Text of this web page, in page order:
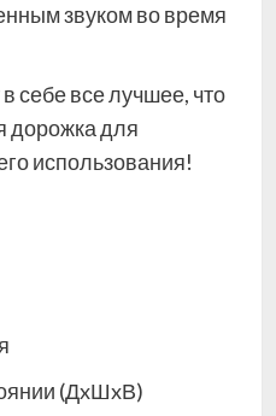
звуком во время
себе все лучшее, что
дорожка для
использования!
(ДxШxВ)